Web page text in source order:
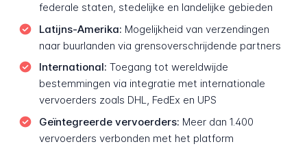
federale staten, stedelijke en landelijke gebieden
Latijns-Amerika: Mogelijkheid van verzendingen
naar buurlanden via grensoverschrijdende partners
International: Toegang tot wereldwijde
bestemmingen via integratie met internationale
vervoerders zoals DHL, FedEx en UPS
Geïntegreerde vervoerders: Meer dan 1.400
vervoerders verbonden met het platform